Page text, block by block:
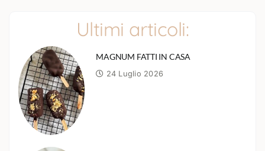
Ultimi articoli:
MAGNUM FATTI IN CASA
24 Luglio 2026